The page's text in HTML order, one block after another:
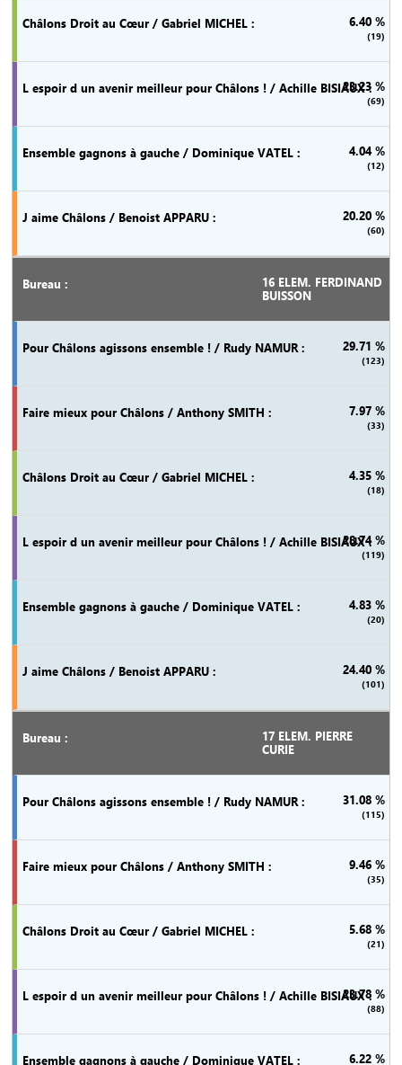
6.40 %
(19)
23.23 %
(69)
4.04 %
(12)
20.20 %
(60)
16 ELEM. FERDINAND
BUISSON
29.71 %
(123)
7.97 %
(33)
4.35 %
(18)
28.74 %
(119)
4.83 %
(20)
24.40 %
(101)
17 ELEM. PIERRE
CURIE
31.08 %
(115)
9.46 %
(35)
5.68 %
(21)
23.78 %
(88)
6.22 %